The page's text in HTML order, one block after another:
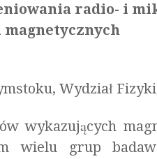
radio- i
Wydział
wykazujących
wielu grup